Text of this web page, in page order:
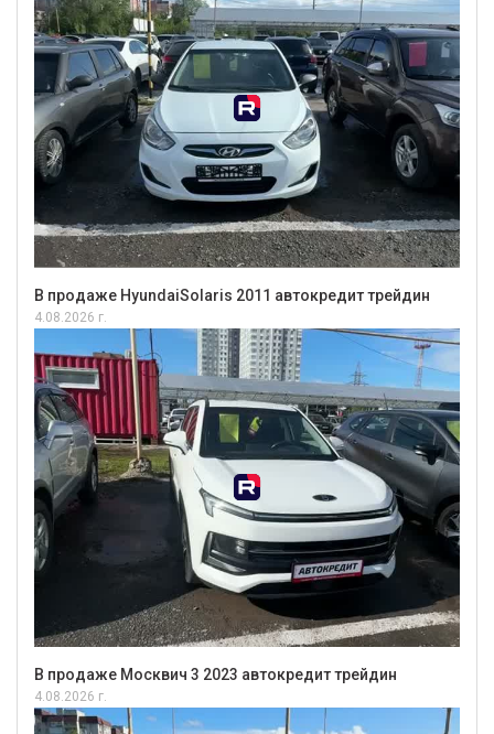
В продаже HyundaiSolaris 2011 автокредит трейдин
4.08.2026 г.
В продаже Москвич 3 2023 автокредит трейдин
4.08.2026 г.